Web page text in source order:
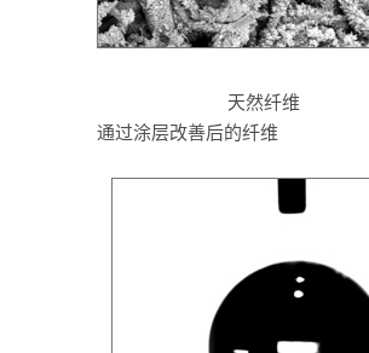
天然
通过涂层改善后的纤维